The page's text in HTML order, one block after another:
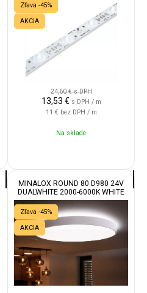
Zľava -45%
AKCIA
24,60 €s DPH
13,53 € s DPH / m
11 € bez DPH / m
Na sklade
MINALOX ROUND 80 D980 24V
DUALWHITE 2000-6000K WHITE
Zľava -45%
AKCIA